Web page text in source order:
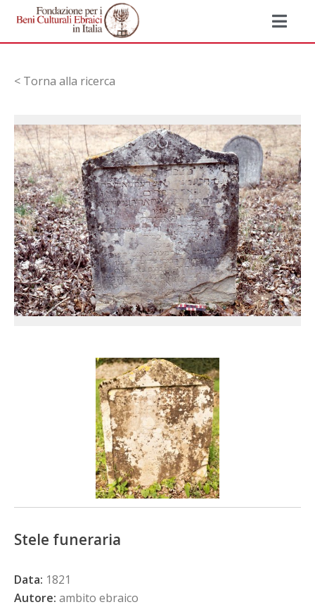
< Torna alla ricerca
Stele funeraria
Data: 1821
Autore: ambito ebraico